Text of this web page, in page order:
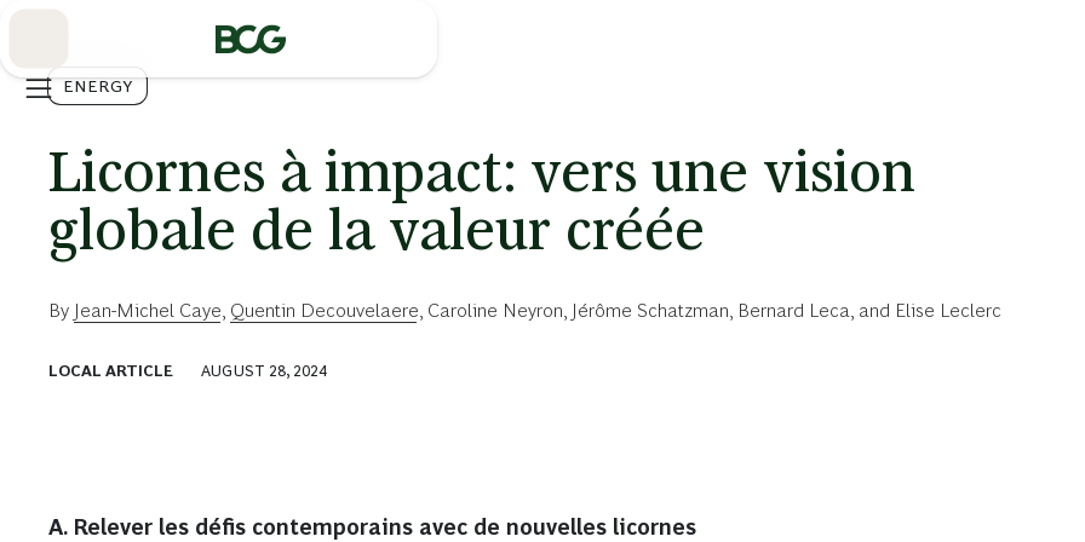
ENERGY
Licornes à impact: vers une vision
globale de la valeur créée
By Jean-Michel Caye Quentin Decouvelaere Caroline Neyron Jérôme Schatzman Bernard Leca , and Elise Leclerc
LOCAL ARTICLE AUGUST 28, 2024
A. Relever les défis contemporains avec de nouvelles licornes